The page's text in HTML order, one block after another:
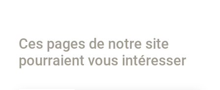
Ces pages de notre site
pourraient vous intéresser